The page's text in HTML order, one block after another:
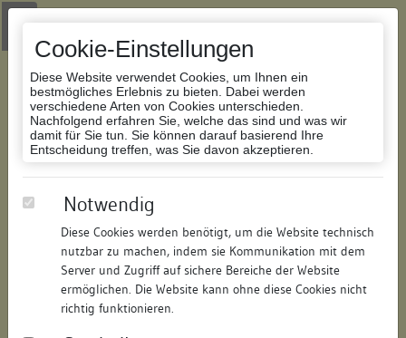
Cookie-Einstellungen
Diese Website verwendet Cookies, um Ihnen ein
bestmögliches Erlebnis zu bieten. Dabei werden
verschiedene Arten von Cookies unterschieden.
Nachfolgend erfahren Sie, welche das sind und was wir
damit für Sie tun. Sie können darauf basierend Ihre
Entscheidung treffen, was Sie davon akzeptieren.
Notwendig
Diese Cookies werden benötigt, um die Website technisch
nutzbar zu machen, indem sie Kommunikation mit dem
Server und Zugriff auf sichere Bereiche der Website
ermöglichen. Die Website kann ohne diese Cookies nicht
richtig funktionieren.
Zur Navigation springen
Zum Inhalt der Website springen
Datenbank Bauforschung/Restaurierung
301315059152/Datum:11.07.2008
Datenbestand:
Bauforschung und Restaurierung
Als PDF herunterladen: